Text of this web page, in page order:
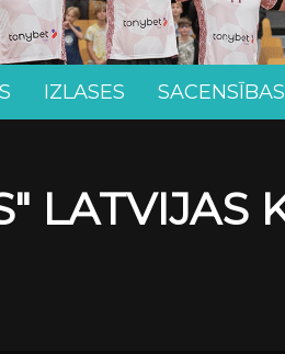
IZLASES SACENSĪBAS
LATVIJAS